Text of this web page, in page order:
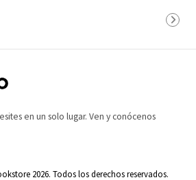
en un solo lugar. Ven y conócenos
2026. Todos los derechos reservados.